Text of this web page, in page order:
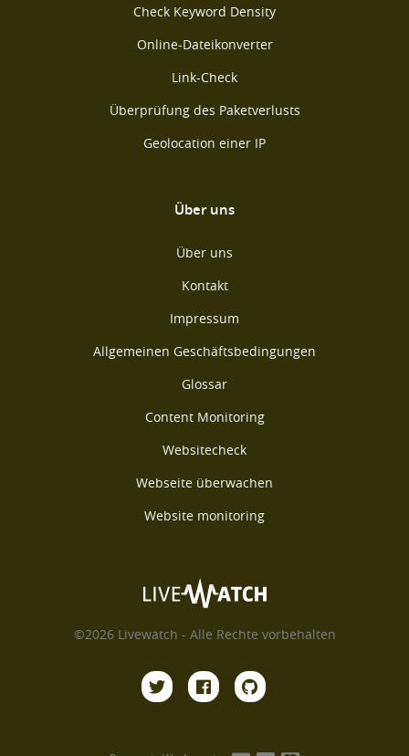
Check Keyword Density
Online-Dateikonverter
Link-Check
Überprüfung des Paketverlusts
Geolocation einer IP
Über uns
Über uns
Kontakt
Impressum
Allgemeinen Geschäftsbedingungen
Glossar
Content Monitoring
Websitecheck
Webseite überwachen
Website monitoring
©2026 Livewatch - Alle Rechte vorbehalten